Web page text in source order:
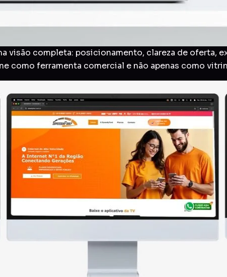
visão completa: posicionamento, clareza de oferta,
como ferramenta comercial e não apenas como